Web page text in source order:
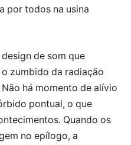
por todos na usina
de som que
zumbido da radiação
há momento de alívio
pontual, o que
Quando os
no epílogo, a